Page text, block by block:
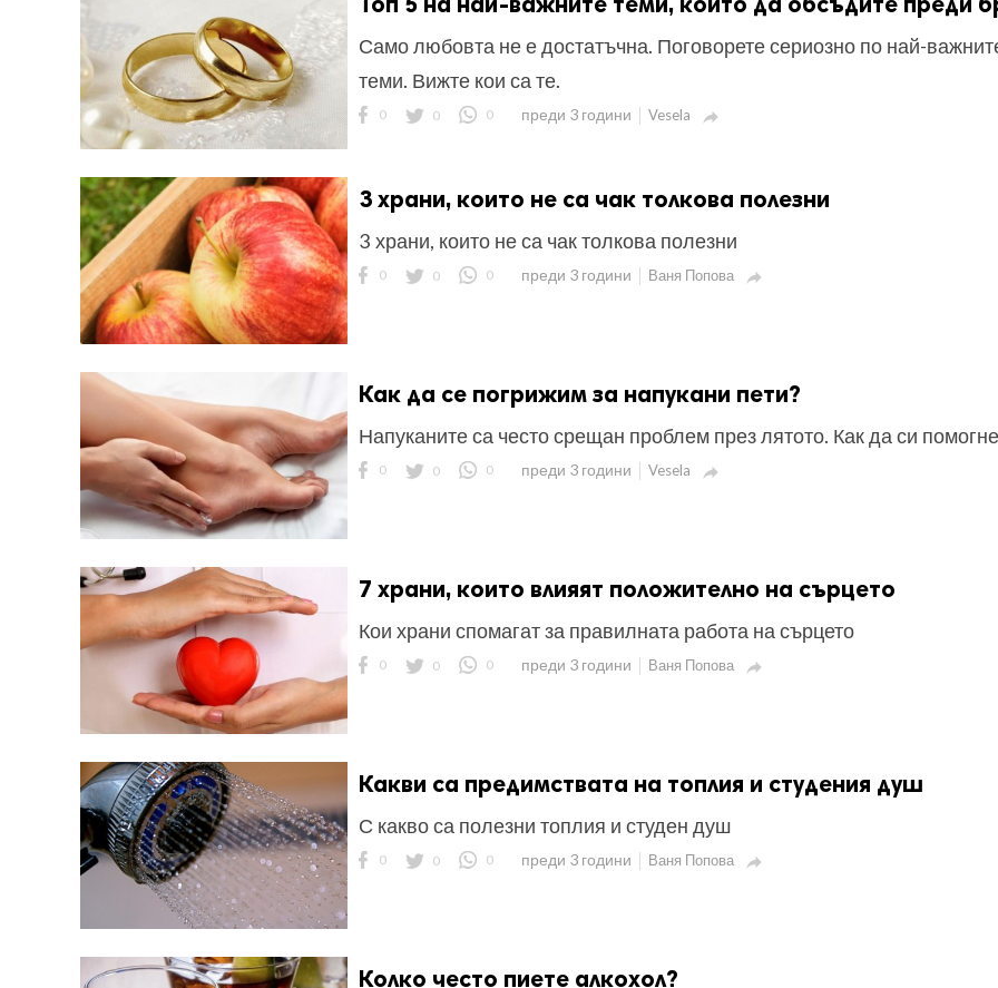
Само любовта не е достатъчна. Поговорете сериозно по най-
теми. Вижте кои са те.
0 0 0 преди 3 години Vesela 
3 храни, които не са чак толкова полезни
3 храни, които не са чак толкова полезни
0 0 0 преди 3 години Ваня Попова 
Как да се погрижим за напукани пети?
Напуканите са често срещан проблем през лятото. Как да си
0 0 0 преди 3 години Vesela 
7 храни, които влияят положително на сърцето
Кои храни спомагат за правилната работа на сърцето
0 0 0 преди 3 години Ваня Попова 
Какви са предимствата на топлия и студения душ
С какво са полезни топлия и студен душ
0 0 0 преди 3 години Ваня Попова 
Колко често пиете алкохол?